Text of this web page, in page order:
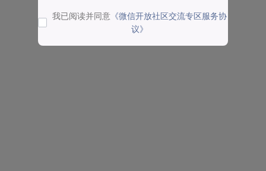
我已阅读并同意 《微信开放社区交流专区服务协
议》